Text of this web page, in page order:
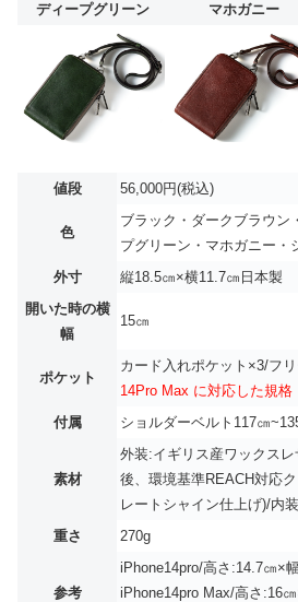
ディープグリーン マホガニー
値段 56,000円(税込)
色
ブラック・ダークブラウン
プグリーン・マホガニー・
外寸
縦18.5㎝×横11.7㎝日本製
開いた時の横
幅
15㎝
ポケット
カード入れポケット×3/フ
14Pro Max に対応した規格
付属
ショルダーベルト117㎝
素材
外装:イギリス産ワックス
後、環境基準REACH対応
レートシャイン仕上げ)/内
重さ
270g
参考
iPhone14pro/高さ:14.7㎝×
iPhone14pro Max/高さ:16